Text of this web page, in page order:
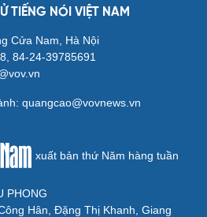
TIẾNG NÓI VIỆT NAM
Cửa Nam, Hà Nội
84-24-39785691
quangcao@vovnews.vn
xuất bản thứ Năm hàng tuần
PHONG
Hân, Đặng Thị Khanh, Giang